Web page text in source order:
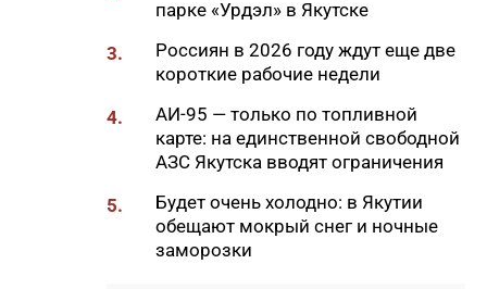
10:00
Вид сверху лучше: история
машиниста крана Владимира
Замы
09:56
Отключения света, воды и газа
пройдут в Якутске 7 августа
09:27
Штукатур-маляр Галина
Соловьева: когда отделка
становится искусством
парке «Урдэл» в Якутске
3.
Россиян в 2026 году ждут еще две
короткие рабочие недели
4.
АИ-95 — только по топливной
карте: на единственной свободной
АЗС Якутска вводят ограничения
5.
Будет очень холодно: в Якутии
обещают мокрый снег и ночные
заморозки